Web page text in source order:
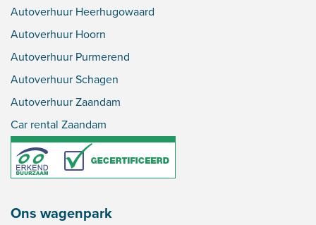
Autoverhuur Heerhugowaard
Autoverhuur Hoorn
Autoverhuur Purmerend
Autoverhuur Schagen
Autoverhuur Zaandam
Car rental Zaandam
Ons wagenpark